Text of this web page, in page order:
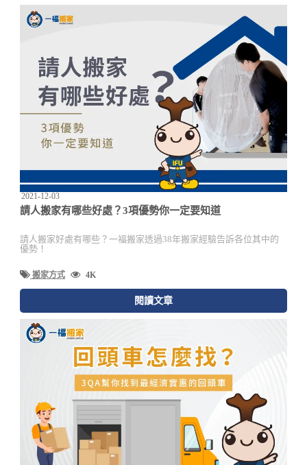
2021-12-03
請人搬家有哪些好處？3項優勢你一定要知道
請人搬家好處有哪些？一福搬家透過38年搬家經驗告訴各位其中的
優勢！
搬家方式 4K
閱讀文章